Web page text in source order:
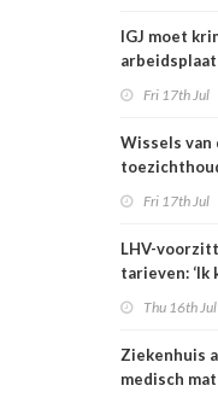
IGJ moet
Fri 17th Jul
Wissels van
Fri 17th Jul
LHV-
tarieven: ‘Ik
Thu 16th Jul
Ziekenhuis
medisch